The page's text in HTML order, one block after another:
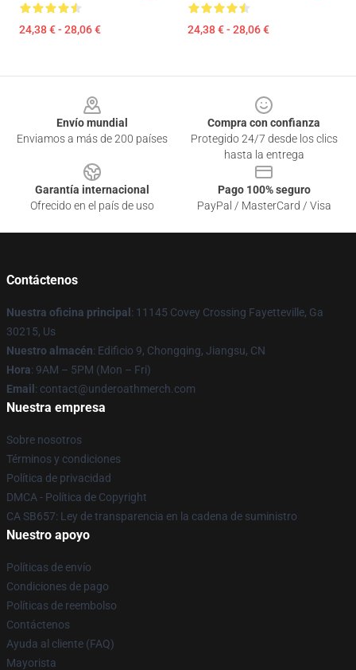
24,38 € - 28,06 € 24,38 € - 28,06 €
Envío mundial
Enviamos a más de 200 países
Compra con confianza
Protegido 24/7 desde los clics
hasta la entrega
Garantía internacional
Ofrecido en el país de uso
Pago 100% seguro
PayPal / MasterCard / Visa
Contáctenos
Nuestra oficina principal : 11145 Covey Crossing Fayetteville, Ga
30215, Us
Nuestro almacén: Edificio 9, Chongqing, Jiangsu, CN
Hora: 9AM – 5PM (Mon – Fri)
Email : contact@underoathmerch.com
Nuestra empresa
Sobre nosotros
Términos y condiciones
Política de privacidad
DMCA - Política de Copyright
CA SB657: Ley de transparencia en la cadena de suministro
Nuestro apoyo
Políticas de envío
Condiciones de pago
Políticas de reembolso
Contáctenos
Ayuda al cliente (FAQ)
Mayorista